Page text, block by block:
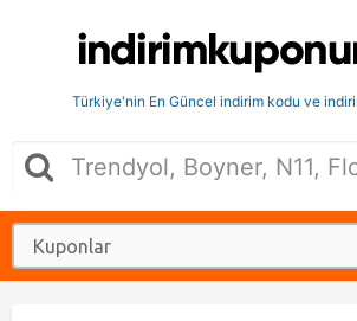
Türkiye'nin En Güncel indirim kodu ve